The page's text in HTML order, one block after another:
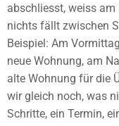
abschliesst, weiss am
nichts fällt zwischen
Beispiel: Am
neue Wohnung, am
alte Wohnung für die
wir gleich noch, was
Schritte, ein Termin,